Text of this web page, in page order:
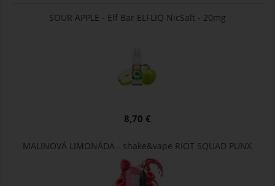
SOUR APPLE - Elf Bar ELFLIQ NicSalt - 20mg
8,70 €
MALINOVÁ LIMONÁDA - shake&vape RIOT SQUAD PUNX